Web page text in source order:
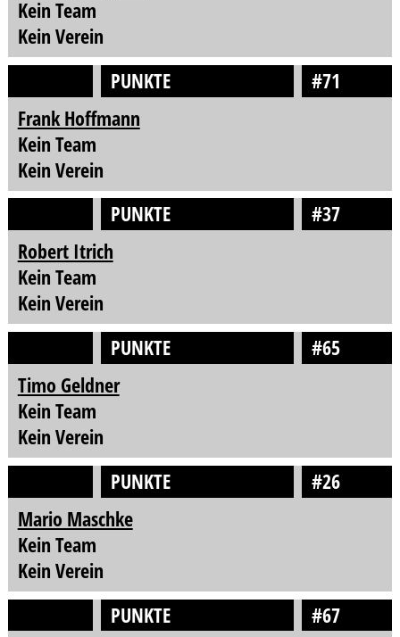
Kein Team
Kein Verein
PUNKTE
#71
Frank Hoffmann
Kein Team
Kein Verein
PUNKTE
#37
Robert Itrich
Kein Team
Kein Verein
PUNKTE
#65
Timo Geldner
Kein Team
Kein Verein
PUNKTE
#26
Mario Maschke
Kein Team
Kein Verein
PUNKTE
#67